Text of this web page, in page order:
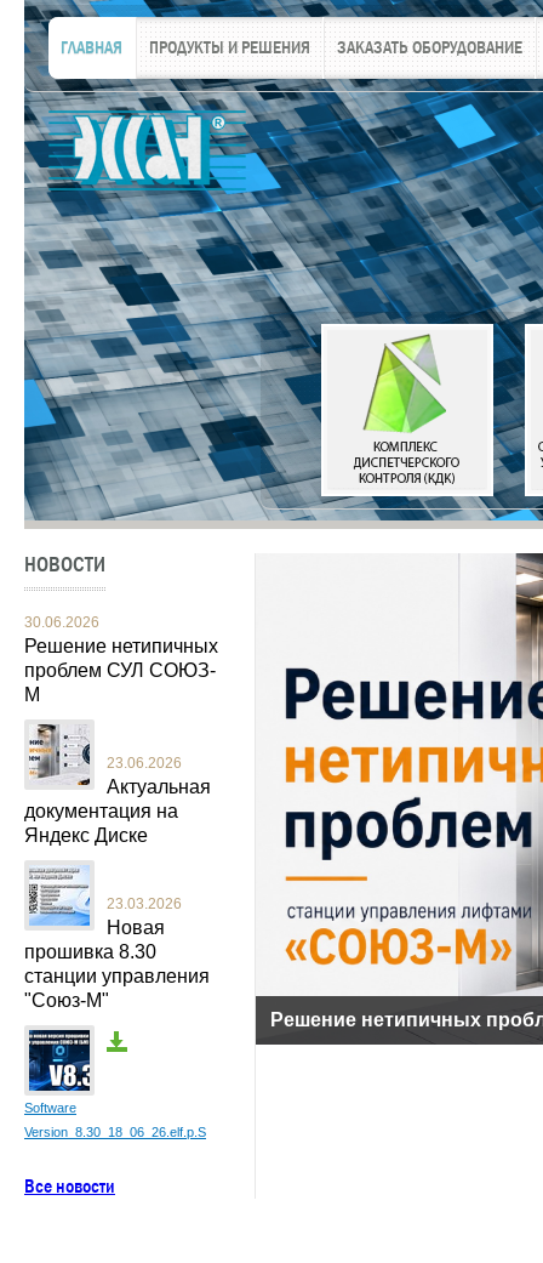
ГЛАВНАЯ ПРОДУКТЫ И РЕШЕНИЯ ЗАКАЗАТЬ ОБОРУДОВАНИЕ
НОВОСТИ
30.06.2026
Решение нетипичных
проблем СУЛ СОЮЗ-
М
23.06.2026
Актуальная
документация на
Яндекс Диске
23.03.2026
Новая
прошивка 8.30
станции управления
"Союз-М"
Software
Version_8.30_18_06_26.elf.p.S
Все новости
Решение нетипичных